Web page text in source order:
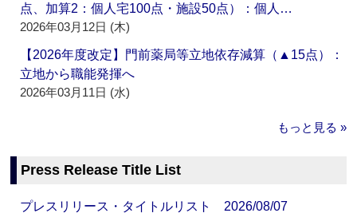
点、加算2：個人宅100点・施設50点）：個人…
2026年03月12日 (木)
【2026年度改定】門前薬局等立地依存減算（▲15点）：
立地から職能発揮へ
2026年03月11日 (水)
もっと見る »
Press Release Title List
プレスリリース・タイトルリスト 2026/08/07